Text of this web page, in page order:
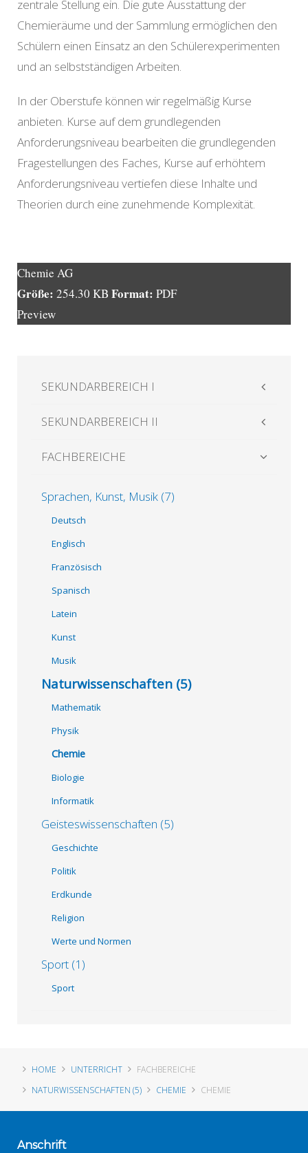
zentrale Stellung ein. Die gute Ausstattung der
Chemieräume und der Sammlung ermöglichen den
Schülern einen Einsatz an den Schülerexperimenten
und an selbstständigen Arbeiten.
In der Oberstufe können wir regelmäßig Kurse
anbieten. Kurse auf dem grundlegenden
Anforderungsniveau bearbeiten die grundlegenden
Fragestellungen des Faches, Kurse auf erhöhtem
Anforderungsniveau vertiefen diese Inhalte und
Theorien durch eine zunehmende Komplexität.
Chemie AG
Größe: 254.30 KB Format: PDF
Preview
SEKUNDARBEREICH I
SEKUNDARBEREICH II
FACHBEREICHE
Sprachen, Kunst, Musik (7)
Deutsch
Englisch
Französisch
Spanisch
Latein
Kunst
Musik
Naturwissenschaften (5)
Mathematik
Physik
Chemie
Biologie
Informatik
Geisteswissenschaften (5)
Geschichte
Politik
Erdkunde
Religion
Werte und Normen
Sport (1)
Sport
HOME UNTERRICHT
FACHBEREICHE
NATURWISSENSCHAFTEN (5)
CHEMIE CHEMIE
Anschrift